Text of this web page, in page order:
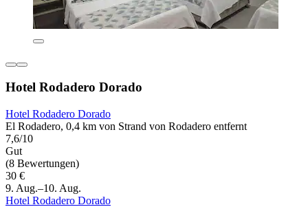
Hotel Rodadero Dorado
Hotel Rodadero Dorado
El Rodadero, 0,4 km von Strand von Rodadero entfernt
7,6/10
Gut
(8 Bewertungen)
30 €
9. Aug.–10. Aug.
Hotel Rodadero Dorado